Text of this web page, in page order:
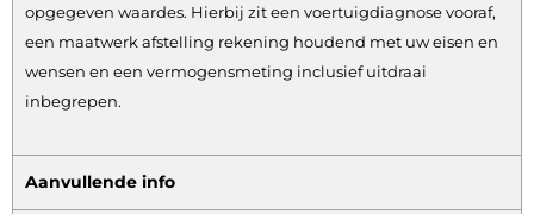
opgegeven waardes. Hierbij zit een voertuigdiagnose vooraf,
een maatwerk afstelling rekening houdend met uw eisen en
wensen en een vermogensmeting inclusief uitdraai
inbegrepen.
Aanvullende info